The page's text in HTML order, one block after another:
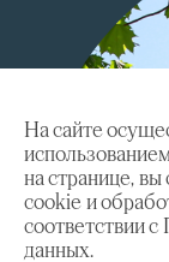
На сайте
на странице,
cookie и
соответствии
данных.